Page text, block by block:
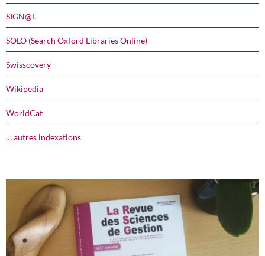
SIGN@L
SOLO (Search Oxford Libraries Online)
Swisscovery
Wikipedia
WorldCat
… autres indexations